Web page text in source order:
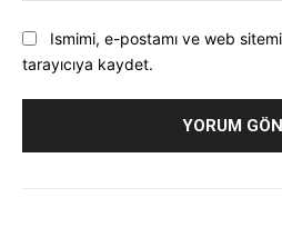
Ismimi, e-postamı ve web
tarayıcıya kaydet.